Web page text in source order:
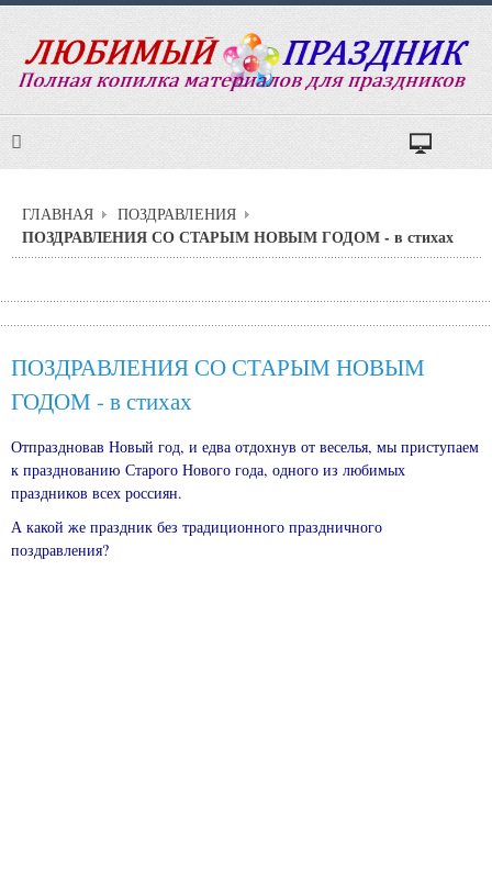
ГЛАВНАЯ ПОЗДРАВЛЕНИЯ
ПОЗДРАВЛЕНИЯ СО СТАРЫМ НОВЫМ ГОДОМ - в стихах
ПОЗДРАВЛЕНИЯ СО СТАРЫМ НОВЫМ
ГОДОМ - в стихах
Отпраздновав Новый год, и едва отдохнув от веселья, мы приступаем
к празднованию Старого Нового года, одного из любимых
праздников всех россиян.
А какой же праздник без традиционного праздничного
поздравления?